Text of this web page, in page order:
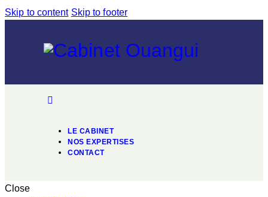
Skip to content Skip to footer
LE CABINET
NOS EXPERTISES
CONTACT
Close